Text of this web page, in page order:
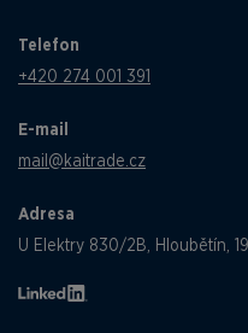
Telefon
+420 274 001 391
E-mail
mail@kaitrade.cz
Adresa
U Elektry 830/2B, Hloubětín,